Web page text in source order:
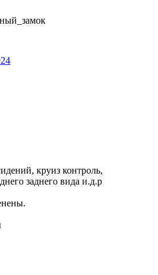
круиз контроль,
заднего вида и.д.р